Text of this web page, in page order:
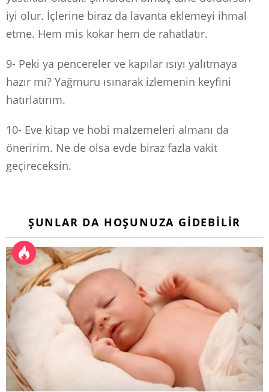
iyi olur. İçlerine biraz da lavanta eklemeyi ihmal
etme. Hem mis kokar hem de rahatlatır.
9- Peki ya pencereler ve kapılar ısıyı yalıtmaya
hazır mı? Yağmuru ısınarak izlemenin keyfini
hatırlatırım.
10- Eve kitap ve hobi malzemeleri almanı da
öneririm. Ne de olsa evde biraz fazla vakit
geçireceksin.
ŞUNLAR DA HOŞUNUZA GIDEBILIR